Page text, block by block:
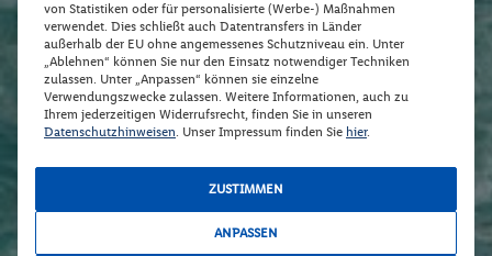
von Statistiken oder für personalisierte (Werbe-) Maßnahmen
verwendet. Dies schließt auch Datentransfers in Länder
außerhalb der EU ohne angemessenes Schutzniveau ein. Unter
„Ablehnen“ können Sie nur den Einsatz notwendiger Techniken
zulassen. Unter „Anpassen“ können sie einzelne
Verwendungszwecke zulassen. Weitere Informationen, auch zu
Ihrem jederzeitigen Widerrufsrecht, finden Sie in unseren
Datenschutzhinweisen. Unser Impressum finden Sie hier.
ZUSTIMMEN
ANPASSEN